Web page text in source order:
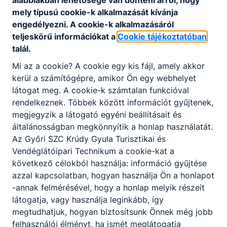
Partnereink
mely típusú cookie-k alkalmazását kívánja
engedélyezni. A cookie-k alkalmazásáról
teljeskörű információkat a Cookie tájékoztatóban
talál.
Mi az a cookie? A cookie egy kis fájl, amely akkor
kerül a számítógépre, amikor Ön egy webhelyet
látogat meg. A cookie-k számtalan funkcióval
rendelkeznek. Többek között információt gyűjtenek,
megjegyzik a látogató egyéni beállításait és
általánosságban megkönnyítik a honlap használatát.
Az Győri SZC Krúdy Gyula Turisztikai és
Vendéglátóipari Technikum a cookie-kat a
következő célokból használja: információ gyűjtése
azzal kapcsolatban, hogyan használja Ön a honlapot
-annak felmérésével, hogy a honlap melyik részeit
látogatja, vagy használja leginkább, így
megtudhatjuk, hogyan biztosítsunk Önnek még jobb
felhasználói élményt, ha ismét meglátogatja